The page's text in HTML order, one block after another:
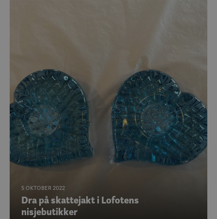
5 OKTOBER 2022
Dra på skattejakt i Lofotens
nisjebutikker